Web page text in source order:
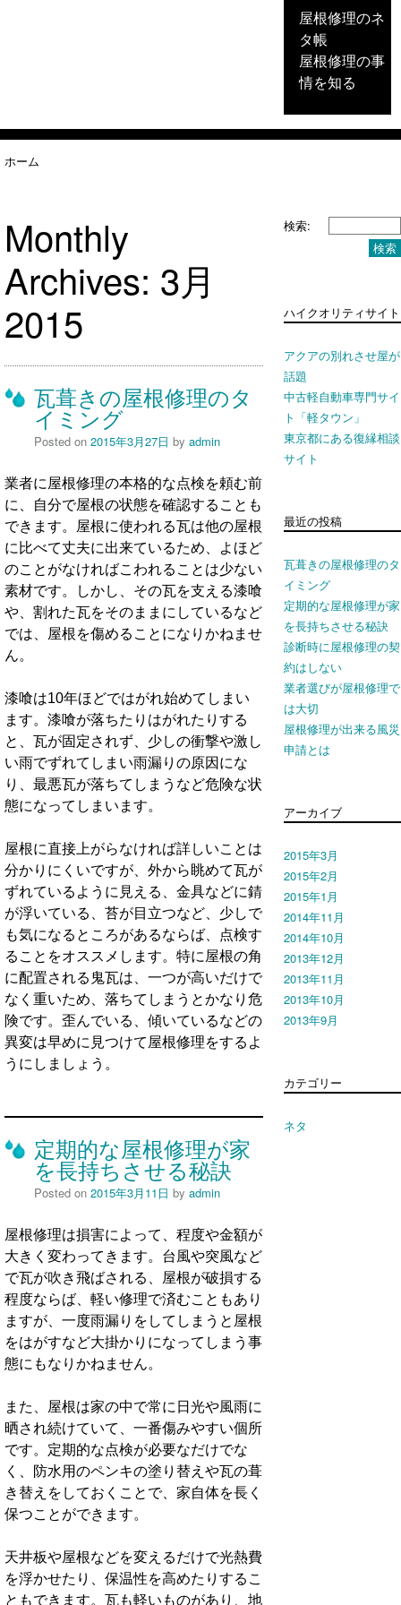
屋根修理のネ
タ帳
屋根修理の事
情を知る
ホーム
Monthly
Archives: 3月
2015
瓦葺きの屋根修理のタ
イミング
Posted on2015年3月27日 byadmin
業者に屋根修理の本格的な点検を頼む前
に、自分で屋根の状態を確認することも
できます。屋根に使われる瓦は他の屋根
に比べて丈夫に出来ているため、よほど
のことがなければこわれることは少ない
素材です。しかし、その瓦を支える漆喰
や、割れた瓦をそのままにしているなど
では、屋根を傷めることになりかねませ
ん。
漆喰は10年ほどではがれ始めてしまい
ます。漆喰が落ちたりはがれたりする
と、瓦が固定されず、少しの衝撃や激し
い雨でずれてしまい雨漏りの原因にな
り、最悪瓦が落ちてしまうなど危険な状
態になってしまいます。
屋根に直接上がらなければ詳しいことは
分かりにくいですが、外から眺めて瓦が
ずれているように見える、金具などに錆
が浮いている、苔が目立つなど、少しで
も気になるところがあるならば、点検す
ることをオススメします。特に屋根の角
に配置される鬼瓦は、一つが高いだけで
なく重いため、落ちてしまうとかなり危
険です。歪んでいる、傾いているなどの
異変は早めに見つけて屋根修理をするよ
うにしましょう。
定期的な屋根修理が家
を長持ちさせる秘訣
Posted on2015年3月11日 byadmin
屋根修理は損害によって、程度や金額が
大きく変わってきます。台風や突風など
で瓦が吹き飛ばされる、屋根が破損する
程度ならば、軽い修理で済むこともあり
ますが、一度雨漏りをしてしまうと屋根
をはがすなど大掛かりになってしまう事
態にもなりかねません。
また、屋根は家の中で常に日光や風雨に
晒され続けていて、一番傷みやすい個所
です。定期的な点検が必要なだけでな
く、防水用のペンキの塗り替えや瓦の葺
き替えをしておくことで、家自体を長く
保つことができます。
天井板や屋根などを変えるだけで光熱費
を浮かせたり、保温性を高めたりするこ
ともできます。瓦も軽いものがあり、地
検索:
ハイクオリティサイト
アクアの別れさせ屋が
話題
中古軽自動車専門サイ
ト「軽タウン」
東京都にある復縁相談
サイト
最近の投稿
瓦葺きの屋根修理のタ
イミング
定期的な屋根修理が家
を長持ちさせる秘訣
診断時に屋根修理の契
約はしない
業者選びが屋根修理で
は大切
屋根修理が出来る風災
申請とは
アーカイブ
2015年3月
2015年2月
2015年1月
2014年11月
2014年10月
2013年12月
2013年11月
2013年10月
2013年9月
カテゴリー
ネタ